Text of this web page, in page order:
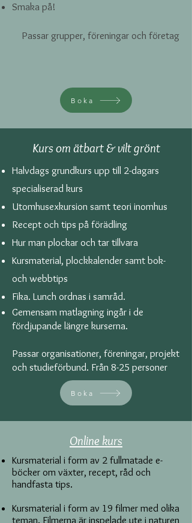
Smaka på!
Passar grupper, föreningar och företag
Boka
Kurs om ätbart & vilt grönt
Halvdags grundkurs upp till 2-dagars
specialiserad kurs
Utomhusexkursion samt teori inomhus
Recept och tips på förädling
Hur man plockar och tar tillvara
Kursmaterial, plockkalender samt bok-
och webbtips
Fika. Lunch ordnas i samråd.
Gemensam matlagning ingår i de
fördjupande längre kurserna.
Passar organisationer, föreningar, projekt
och studieförbund. Från 8-25 personer
Boka
Online kurs
Kursmaterial i form av 2 fullmatade e-
böcker om växter, recept, råd och
handfasta tips.
Kursmaterial i form av 19 filmer med olika
teman. Filmerna är inspelade ute i naturen